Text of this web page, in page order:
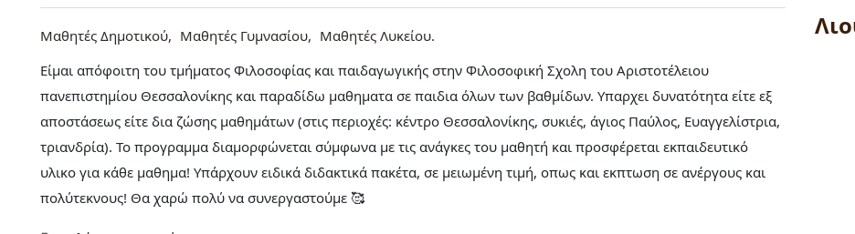
Μαθητές Δημοτικού Μαθητές Γυμνασίου
Μαθητές Λυκείου
Είμαι απόφοιτη του τμήματος Φιλοσοφίας και παιδαγωγικής στην Φιλοσοφική Σχολη του Αριστοτέλειου
πανεπιστημίου Θεσσαλονίκης και παραδίδω μαθηματα σε παιδια όλων των βαθμίδων. Υπαρχει δυνατότητα είτε εξ
αποστάσεως είτε δια ζώσης μαθημάτων (στις περιοχές: κέντρο Θεσσαλονίκης, συκιές, άγιος Παύλος, Ευαγγελίστρια,
τριανδρία). Το προγραμμα διαμορφώνεται σύμφωνα με τις ανάγκες του μαθητή και προσφέρεται εκπαιδευτικό
υλικο για κάθε μαθημα! Υπάρχουν ειδικά διδακτικά πακέτα, σε μειωμένη τιμή, οπως και εκπτωση σε ανέργους και
πολύτεκνους! Θα χαρώ πολύ να συνεργαστούμε 🥰